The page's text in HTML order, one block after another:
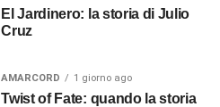
El Jardinero: la storia di Julio
Cruz
AMARCORD 1 giorno ago
Twist of Fate: quando la storia